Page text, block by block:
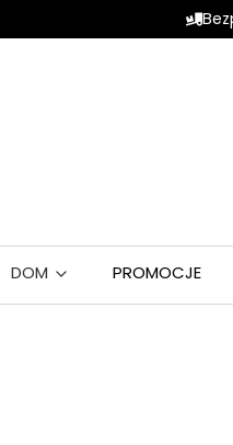
DOM PROMOCJE